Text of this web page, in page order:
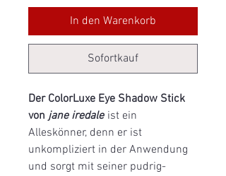
In den Warenkorb
Sofortkauf
Der ColorLuxe Eye Shadow Stick
vonjane iredale ist ein
Alleskönner, denn er ist
unkompliziert in der Anwendung
und sorgt mit seiner pudrig-